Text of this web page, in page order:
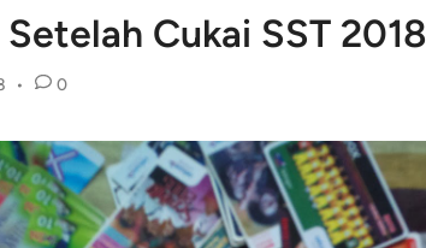
Cukai SST 2018
• 0